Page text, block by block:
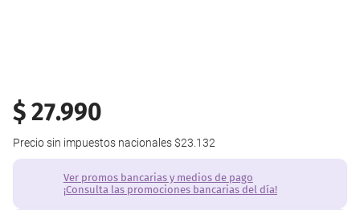
$27.990
Precio sin impuestos nacionales $23.132
Ver promos bancarias y medios de pago
¡Consulta las promociones bancarias del día!